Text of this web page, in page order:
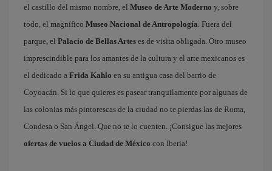
el castillo del mismo nombre, el Museo de Arte Moderno y, sobre
todo, el magnífico Museo Nacional de Antropología. Fuera del
parque, el Palacio de Bellas Artes es de visita obligada. Otro museo
imprescindible para los amantes de la cultura y el arte mexicanos es
el dedicado a Frida Kahlo en su antigua casa del barrio de
Coyoacán. Si lo que quieres es pasear tranquilamente por algunas de
las colonias más pintorescas de la ciudad no te pierdas las de Roma,
Condesa o San Ángel. Que no te lo cuenten. ¡Consigue las mejores
ofertas de vuelos a Ciudad de México con Iberia!